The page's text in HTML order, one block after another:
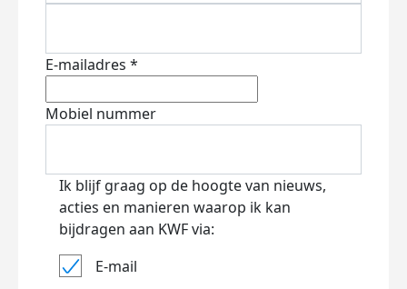
E-mailadres *
Mobiel nummer
Ik blijf graag op de hoogte van nieuws,
acties en manieren waarop ik kan
bijdragen aan KWF via:
E-mail